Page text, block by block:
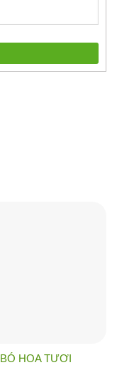
BÓ HOA TƯƠI